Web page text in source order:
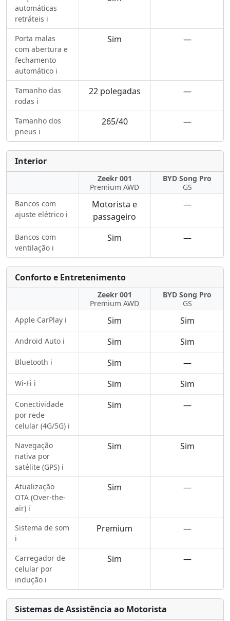
automáticas
retráteis ℹ️
Porta malas
com abertura e
fechamento
automático ℹ️
Sim —
Tamanho das
rodas ℹ️
22 polegadas —
Tamanho dos
pneus ℹ️
265/40 —
Interior
Zeekr 001
Premium AWD
BYD Song Pro
GS
Bancos com
ajuste elétrico ℹ️
Motorista e
passageiro
—
Bancos com
ventilação ℹ️
Sim —
Conforto e Entretenimento
Zeekr 001
Premium AWD
BYD Song Pro
GS
Apple CarPlay ℹ️
Sim Sim
Android Auto ℹ️ Sim Sim
Bluetooth ℹ️ Sim —
Wi-Fi ℹ️ Sim Sim
Conectividade
por rede
celular (4G/5G) ℹ️
Sim —
Navegação
nativa por
satélite (GPS) ℹ️
Sim Sim
Atualização
OTA (Over-the-
air) ℹ️
Sim —
Sistema de som
ℹ️
Premium —
Carregador de
celular por
indução ℹ️
Sim —
Sistemas de Assistência ao Motorista